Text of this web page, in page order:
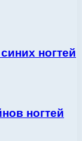
ногтей
ногтей